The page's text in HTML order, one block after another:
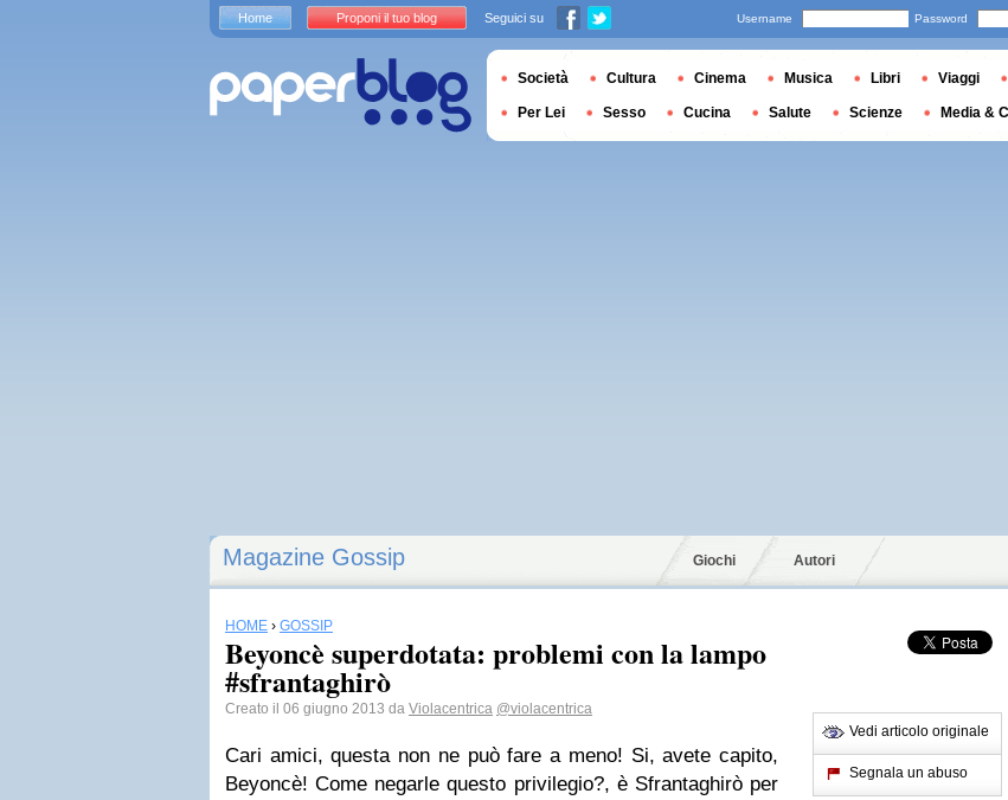
Magazine Gossip Giochi Autori
HOME › GOSSIP
Beyoncè superdotata: problemi con la lampo
#sfrantaghirò
Creato il 06 giugno 2013 da Violacentrica @violacentrica
Cari amici, questa non ne può fare a meno! Si, avete capito,
Beyoncè! Come negarle questo privilegio?, è Sfrantaghirò per
Vedi articolo originale
Segnala un abuso
Home Proponi il tuo blog Seguici su Username Password
Società Cultura Cinema Musica Libri Viaggi
Per Lei Sesso Cucina Salute Scienze Media &